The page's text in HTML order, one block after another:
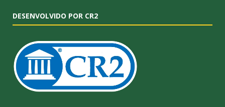
DESENVOLVIDO POR CR2